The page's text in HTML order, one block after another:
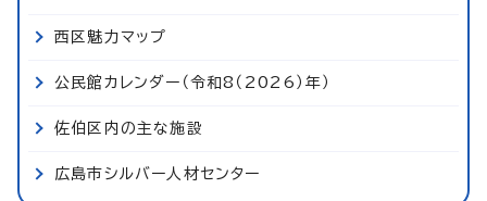
西区魅力マップ
公民館カレンダー（令和8（2026）年）
佐伯区内の主な施設
広島市シルバー人材センター